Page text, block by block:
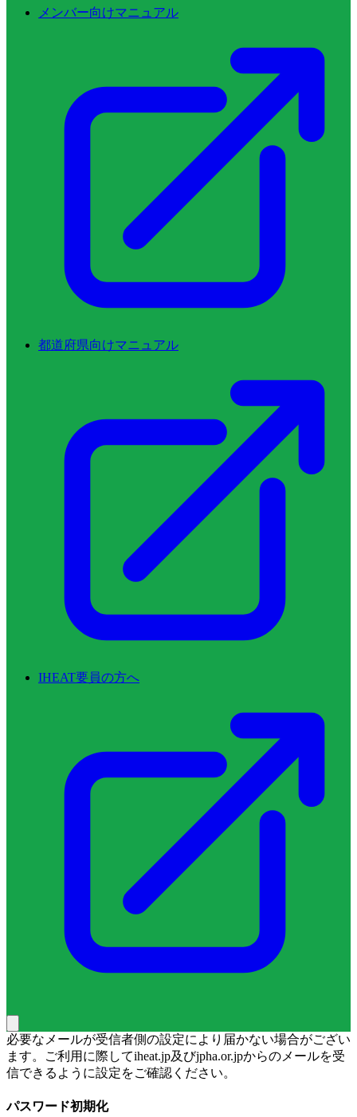
メンバー向けマニュアル
都道府県向けマニュアル
IHEAT要員の方へ
必要なメールが受信者側の設定により届かない場合がござい
ます。ご利用に際してiheat.jp及びjpha.or.jpからのメールを受
信できるように設定をご確認ください。
パスワード初期化